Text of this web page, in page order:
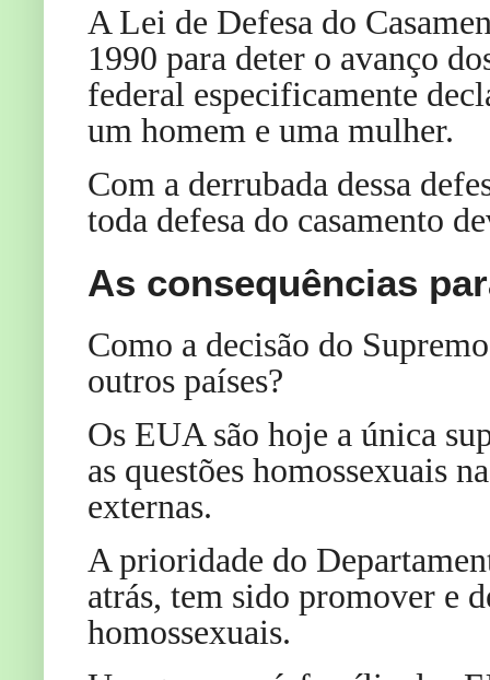
A Lei de Defesa do
1990 para deter o avanço
federal especificamente
um homem e uma mulher.
Com a derrubada dessa
toda defesa do casamento
As consequências
Como a decisão do
outros países?
Os EUA são hoje a única
as questões homossexuais
externas.
A prioridade do
atrás, tem sido promover e
homossexuais.